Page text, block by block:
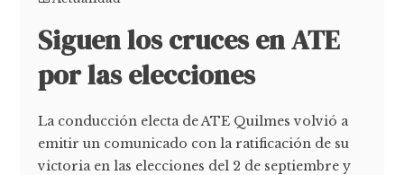
Siguen los cruces en ATE
por las elecciones
La conducción electa de ATE Quilmes volvió a
emitir un comunicado con la ratificación de su
victoria en las elecciones del 2 de septiembre y